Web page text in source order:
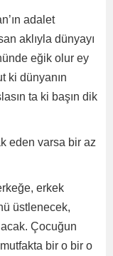
adalet
aklıyla dünyayı
eğik olur ey
ki dünyanın
ta ki başın dik
eden varsa bir az
erkek
üstlenecek,
Çocuğun
bir o bir o